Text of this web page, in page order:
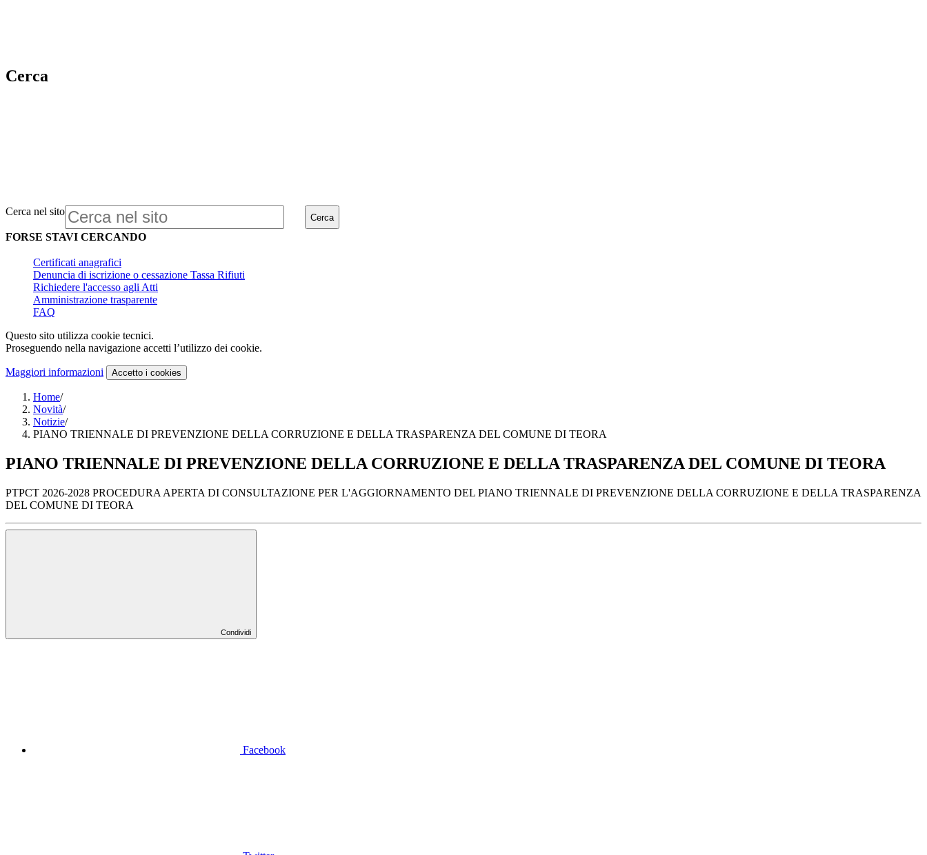
Cerca
Cerca nel sito Cerca
FORSE STAVI CERCANDO
Certificati anagrafici
Denuncia di iscrizione o cessazione Tassa Rifiuti
Richiedere l'accesso agli Atti
Amministrazione trasparente
FAQ
Questo sito utilizza cookie tecnici.
Proseguendo nella navigazione accetti l’utilizzo dei cookie.
Maggiori informazioni Accetto i cookies
Home/
Novità/
Notizie/
PIANO TRIENNALE DI PREVENZIONE DELLA CORRUZIONE E DELLA TRASPARENZA DEL COMUNE DI TEORA
PIANO TRIENNALE DI PREVENZIONE DELLA CORRUZIONE E DELLA TRASPARENZA DEL COMUNE DI TEORA
PTPCT 2026-2028 PROCEDURA APERTA DI CONSULTAZIONE PER L'AGGIORNAMENTO DEL PIANO TRIENNALE DI PREVENZIONE DELLA CORRUZIONE E DELLA TRASPARENZA
DEL COMUNE DI TEORA
Condividi
Facebook